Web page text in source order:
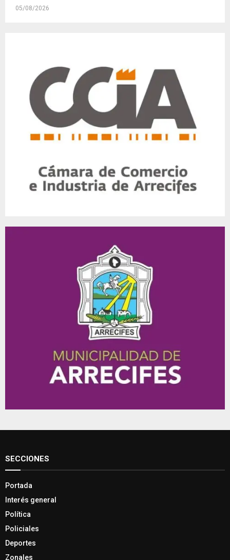
05/08/2026
SECCIONES
Portada
Interés general
Política
Policiales
Deportes
Zonales